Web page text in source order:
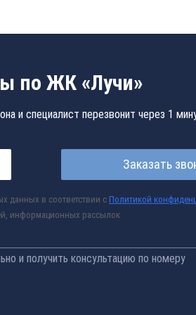
по ЖК «Лучи»
и специалист перезвонит через 1
Заказать
данных в соответствии сПолитикой
информационных рассылок
и получить консультацию по номеру